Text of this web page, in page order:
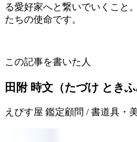
る愛好家へと繋いでいくこと
たちの使命です。
この記事を書いた人
田附 時文 （たづけ ときふ
えびす屋 鑑定顧問 / 書道具・